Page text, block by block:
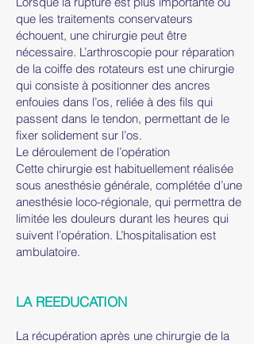
que les traitements conservateurs
échouent, une chirurgie peut être
nécessaire. L’arthroscopie pour réparation
de la coiffe des rotateurs est une chirurgie
qui consiste à positionner des ancres
enfouies dans l’os, reliée à des fils qui
passent dans le tendon, permettant de le
fixer solidement sur l’os.
Le déroulement de l’opération
Cette chirurgie est habituellement réalisée
sous anesthésie générale, complétée d’une
anesthésie loco-régionale, qui permettra de
limitée les douleurs durant les heures qui
suivent l’opération. L’hospitalisation est
ambulatoire.
LA REEDUCATION
La récupération après une chirurgie de la